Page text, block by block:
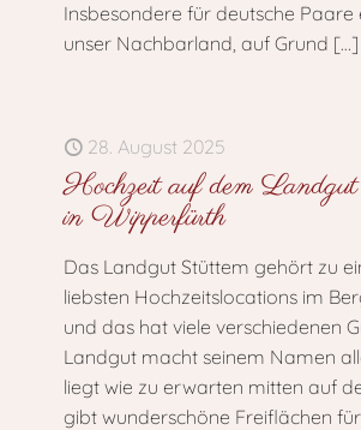
Insbesondere für deutsche Paare
unser Nachbarland, auf Grund […]
28. August 2025
Hochzeit auf dem
in Wipperfürth
Das Landgut Stüttem gehört zu
liebsten Hochzeitslocations im
und das hat viele verschiedenen
Landgut macht seinem Namen
liegt wie zu erwarten mitten auf
gibt wunderschöne Freiflächen